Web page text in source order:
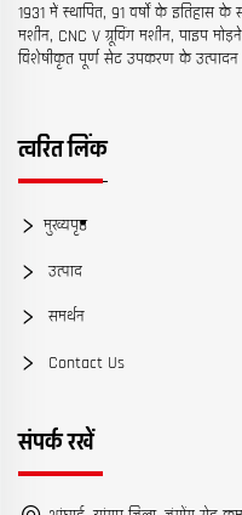
1931 में स्थापित, 91 वर्षों के इतिहास
मशीन, CNC V ग्रूविंग मशीन, पाइप
विशेषीकृत पूर्ण सेट उपकरण के उत्पादन
त्वरित लिंक
मुख्यपृष्ठ
उत्पाद
समर्थन
Contact Us
संपर्क रखें